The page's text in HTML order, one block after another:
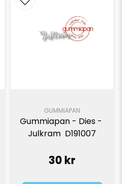
GUMMIAPAN
Gummiapan - Dies -
Julkram  D191007
30 kr